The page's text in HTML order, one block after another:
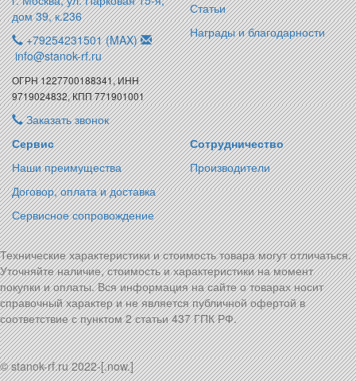
дом 39, к.236
+79254231501 (MAX)
info@stanok-rf.ru
ОГРН 1227700188341, ИНН
9719024832, КПП 771901001
Заказать звонок
Статьи
Награды и благодарности
Сервис
Наши преимущества
Договор, оплата и доставка
Сервисное сопровождение
Сотрудничество
Производители
Технические характеристики и стоимость товара могут отличаться.
Уточняйте наличие, стоимость и характеристики на момент
покупки и оплаты. Вся информация на сайте о товарах носит
справочный характер и не является публичной офертой в
соответствие с пунктом 2 статьи 437 ГПК РФ.
© stanok-rf.ru 2022-[.now.]